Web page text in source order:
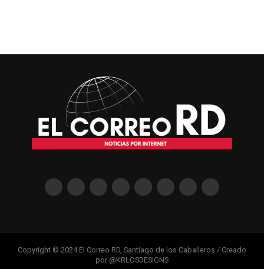
Copyright © 2024 El Correo RD, Santiago de los Caballeros / Creado
por @KRLOSDESIGNS